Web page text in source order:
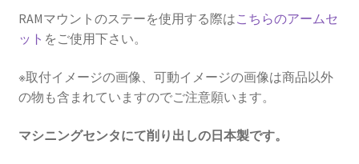
'05),ZZR1400('06-
'11)
テ
ム
φ23
RAMマウントのステーを使用する際はこちらのアームセ
ット をご使用下さい。
※取付イメージの画像、可動イメージの画像は商品以外
の物も含まれていますのでご注意願います。
マシニングセンタにて削り出しの日本製です。